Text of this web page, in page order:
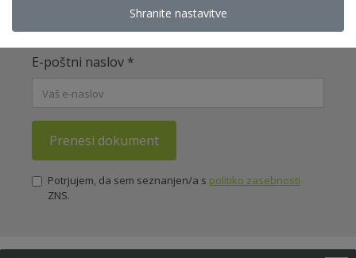
dokumentov iz naše bogate knjižnice izobraževalnih
vsebin!
E-poštni naslov *
Prenesi dokument
Potrjujem, da sem seznanjen/a s politiko zasebnosti
ZNS.
Shranite nastavitve